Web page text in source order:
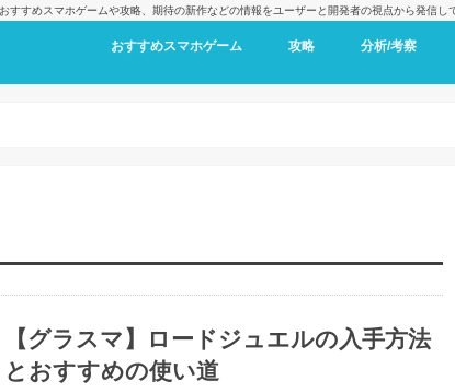
おすすめスマホゲームや攻略、期待の新作などの情報をユーザーと開発者の視点から発信し
おすすめスマホゲーム 攻略 分析/考察
【グラスマ】ロードジュエルの入手方法
とおすすめの使い道